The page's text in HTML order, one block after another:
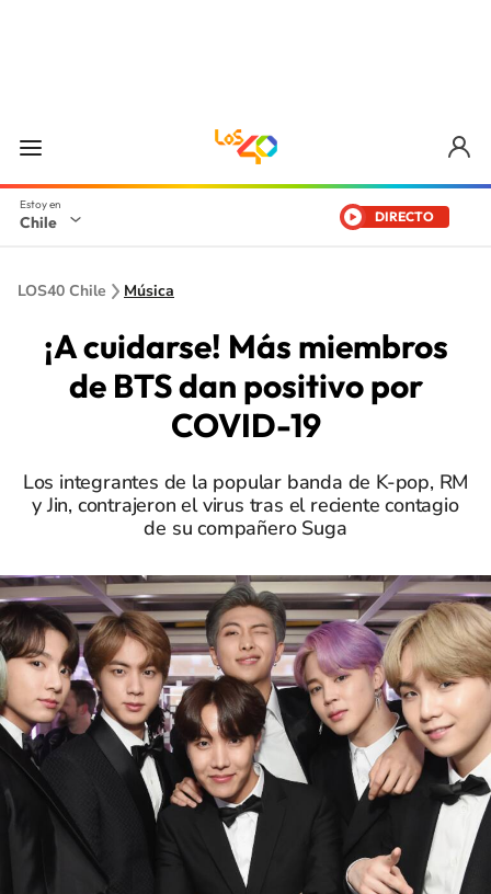
Chile DIRECTO
LOS40 Chile Música
¡A cuidarse! Más miembros
de BTS dan positivo por
COVID-19
Los integrantes de la popular banda de K-pop, RM
y Jin, contrajeron el virus tras el reciente contagio
de su compañero Suga